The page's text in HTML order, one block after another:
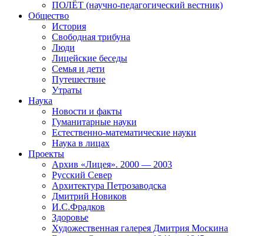
ПОЛЁТ (научно-педагогический вестник)
Общество
История
Свободная трибуна
Люди
Лицейские беседы
Семья и дети
Путешествие
Утраты
Наука
Новости и факты
Гуманитарные науки
Естественно-математические науки
Наука в лицах
Проекты
Архив «Лицея». 2000 — 2003
Русский Север
Архитектура Петрозаводска
Дмитрий Новиков
И.С.Фрадков
Здоровье
Художественная галерея Дмитрия Москина